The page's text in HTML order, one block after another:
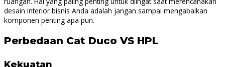
desain interior bisnis Anda adalah jangan sampai mengabaikan
komponen penting apa pun.
Perbedaan Cat Duco VS HPL
Kekuatan